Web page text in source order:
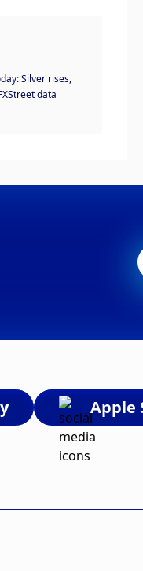
Silver rises,
data
Apple